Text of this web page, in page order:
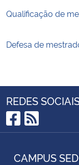
Qualificação de
Defesa de
REDES
RSS
CAMPUS